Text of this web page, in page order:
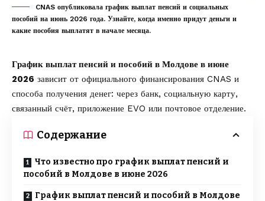
CNAS опубликовала график выплат пенсий и социальных
пособий на июнь 2026 года. Узнайте, когда именно придут деньги и
какие пособия выплатят в начале месяца.
График выплат пенсий и пособий в Молдове в июне
2026 зависит от официального финансирования CNAS и
способа получения денег: через банк, социальную карту,
связанный счёт, приложение EVO или почтовое отделение.
Содержание
Что известно про график выплат пенсий и
пособий в Молдове в июне 2026
График выплат пенсий и пособий в Молдове